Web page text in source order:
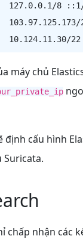
8 ::1/
máy chủ
cấu hình
Suricata.
chấp nhận các